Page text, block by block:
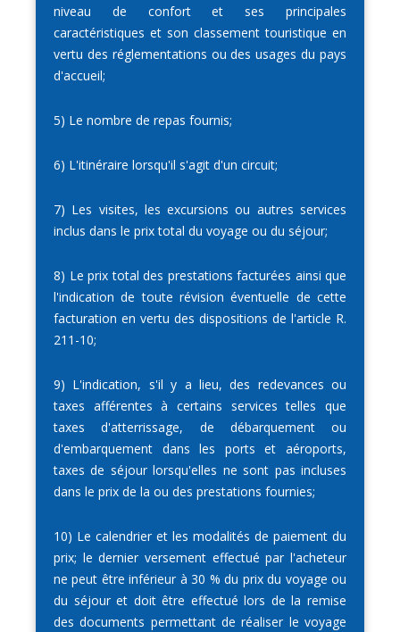
niveau de confort et ses principales
caractéristiques et son classement touristique en
vertu des réglementations ou des usages du pays
d'accueil;
5) Le nombre de repas fournis;
6) L'itinéraire lorsqu'il s'agit d'un circuit;
7) Les visites, les excursions ou autres services
inclus dans le prix total du voyage ou du séjour;
8) Le prix total des prestations facturées ainsi que
l'indication de toute révision éventuelle de cette
facturation en vertu des dispositions de l'article R.
211-10;
9) L'indication, s'il y a lieu, des redevances ou
taxes afférentes à certains services telles que
taxes d'atterrissage, de débarquement ou
d'embarquement dans les ports et aéroports,
taxes de séjour lorsqu'elles ne sont pas incluses
dans le prix de la ou des prestations fournies;
10) Le calendrier et les modalités de paiement du
prix; le dernier versement effectué par l'acheteur
ne peut être inférieur à 30 % du prix du voyage ou
du séjour et doit être effectué lors de la remise
des documents permettant de réaliser le voyage